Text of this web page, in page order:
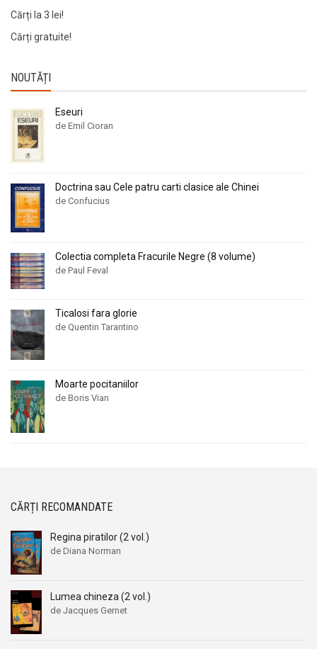
Cărți la 3 lei!
Cărți gratuite!
NOUTĂȚI
Eseuri
de Emil Cioran
Doctrina sau Cele patru carti clasice ale Chinei
de Confucius
Colectia completa Fracurile Negre (8 volume)
de Paul Feval
Ticalosi fara glorie
de Quentin Tarantino
Moarte pocitaniilor
de Boris Vian
CĂRȚI RECOMANDATE
Regina piratilor (2 vol.)
de Diana Norman
Lumea chineza (2 vol.)
de Jacques Gernet